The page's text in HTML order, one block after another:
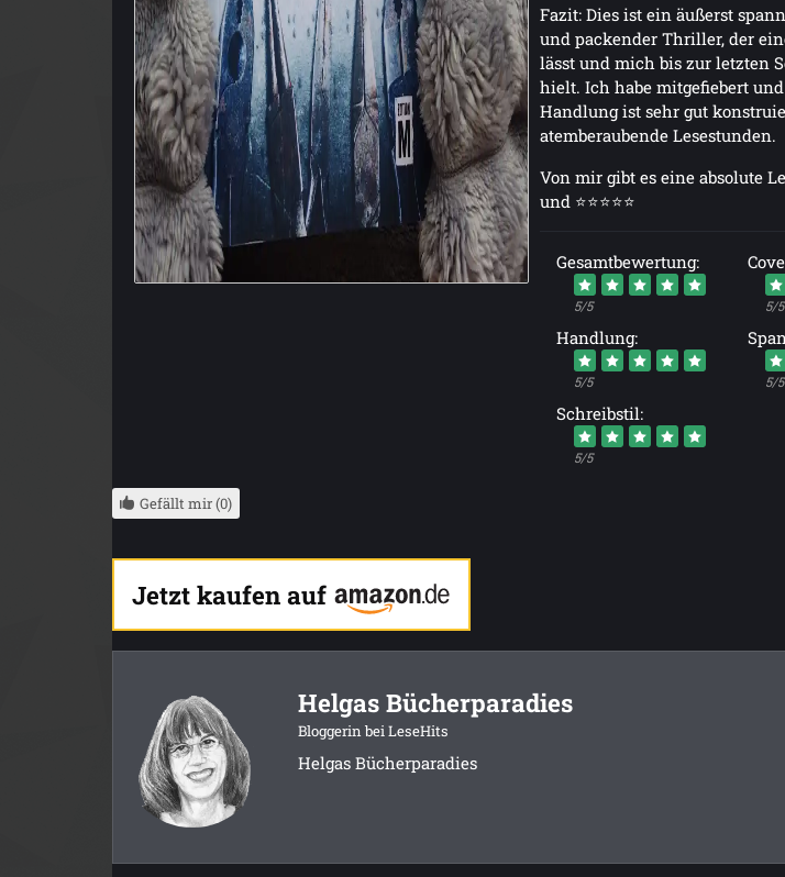
Fazit: Dies ist ein äußerst
und packender Thriller, der
lässt und mich bis zur letzten
hielt. Ich habe mitgefiebert
Handlung ist sehr gut
atemberaubende Lesestunden.
Von mir gibt es eine absolute
und ⭐⭐⭐⭐⭐
Gesamtbewertung:
5/5 5/5
Handlung:
5/5 5/5
Schreibstil:
5/5
Gefällt mir (0)
Jetzt kaufen auf
Helgas Bücherparadies
Bloggerin bei LeseHits
Helgas Bücherparadies